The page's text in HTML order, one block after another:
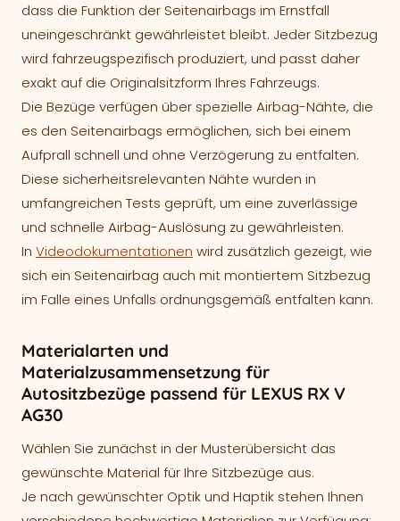
dass die Funktion der Seitenairbags im Ernstfall
uneingeschränkt gewährleistet bleibt. Jeder Sitzbezug
wird fahrzeugspezifisch produziert, und passt daher
exakt auf die Originalsitzform Ihres Fahrzeugs.
Die Bezüge verfügen über spezielle Airbag-Nähte, die
es den Seitenairbags ermöglichen, sich bei einem
Aufprall schnell und ohne Verzögerung zu entfalten.
Diese sicherheitsrelevanten Nähte wurden in
umfangreichen Tests geprüft, um eine zuverlässige
und schnelle Airbag-Auslösung zu gewährleisten.
In Videodokumentationen wird zusätzlich gezeigt, wie
sich ein Seitenairbag auch mit montiertem Sitzbezug
im Falle eines Unfalls ordnungsgemäß entfalten kann.
Materialarten und
Materialzusammensetzung für
Autositzbezüge passend für LEXUS RX V
AG30
Wählen Sie zunächst in der Musterübersicht das
gewünschte Material für Ihre Sitzbezüge aus.
Je nach gewünschter Optik und Haptik stehen Ihnen